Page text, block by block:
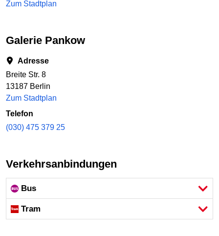
Zum Stadtplan
Galerie Pankow
Adresse
Breite Str. 8
13187 Berlin
Zum Stadtplan
Telefon
(030) 475 379 25
Verkehrsanbindungen
Bus
Tram